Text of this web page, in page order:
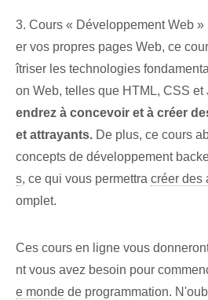
3. Cours « Développement Web
er vos propres pages Web, ce
îtriser les technologies
on Web, telles que HTML, CSS et
endrez à concevoir et à créer
et attrayants. De plus,⁢ ce cours‌
concepts de développement
s, ce qui vous permettra créer des
omplet.
Ces cours en ligne vous
nt vous avez besoin pour
e monde de ⁣programmation.⁤